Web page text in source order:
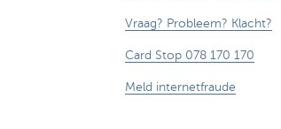
Vraag? Probleem? Klacht?
Card Stop 078 170 170
Meld internetfraude